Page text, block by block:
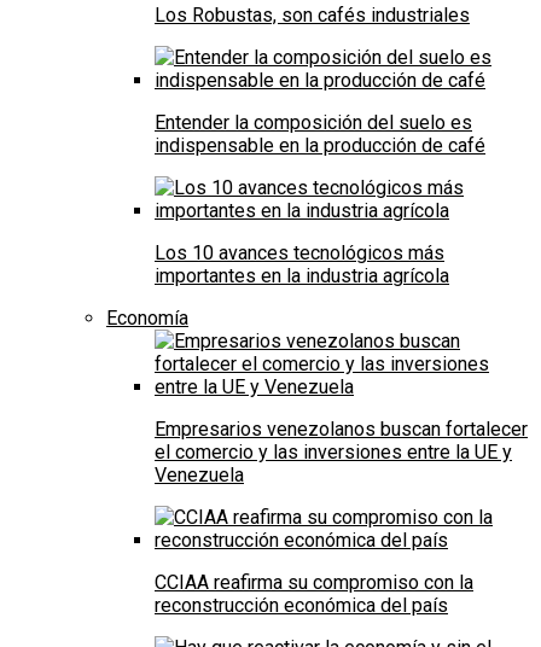
Los Robustas, son cafés industriales
Entender la composición del suelo es
indispensable en la producción de café
Los 10 avances tecnológicos más
importantes en la industria agrícola
Economía
Empresarios venezolanos buscan fortalecer
el comercio y las inversiones entre la UE y
Venezuela
CCIAA reafirma su compromiso con la
reconstrucción económica del país